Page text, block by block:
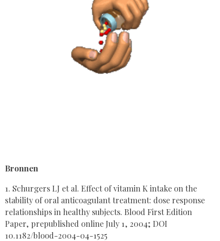
Bronnen
1. Schurgers LJ et al. Effect of vitamin K intake on the
stability of oral anticoagulant treatment: dose response
relationships in healthy subjects. Blood First Edition
Paper, prepublished online July 1, 2004; DOI
10.1182/blood-2004-04-1525